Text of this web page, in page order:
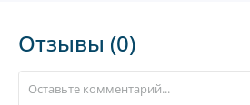
Отзывы (0)